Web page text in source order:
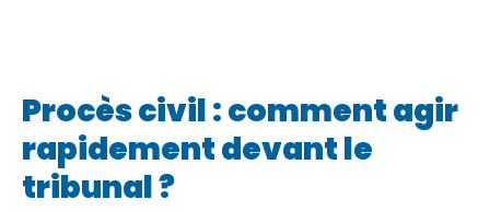
Procès civil : comment agir
rapidement devant le
tribunal ?